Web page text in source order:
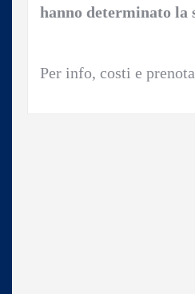
hanno determinato la
Per info, costi e